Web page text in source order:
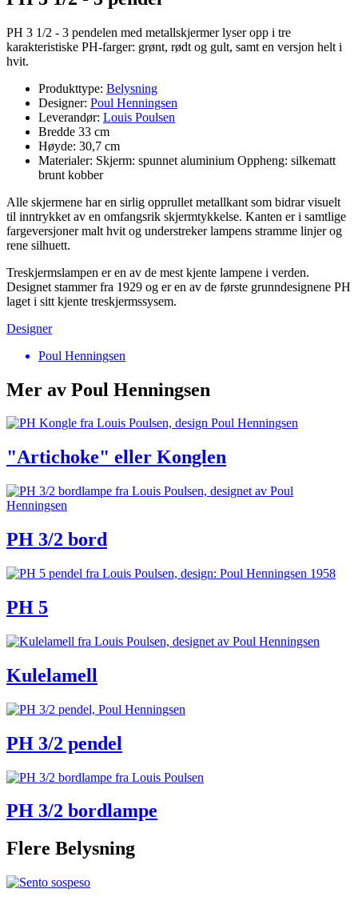
PH 3 1/2 - 3 pendelen med metallskjermer lyser opp i tre
karakteristiske PH-farger: grønt, rødt og gult, samt en versjon helt i
hvit.
Produkttype: Belysning
Designer: Poul Henningsen
Leverandør: Louis Poulsen
Bredde 33 cm
Høyde: 30,7 cm
Materialer: Skjerm: spunnet aluminium Oppheng: silkematt
brunt kobber
Alle skjermene har en sirlig opprullet metallkant som bidrar visuelt
til inntrykket av en omfangsrik skjermtykkelse. Kanten er i samtlige
fargeversjoner malt hvit og understreker lampens stramme linjer og
rene silhuett.
Treskjermslampen er en av de mest kjente lampene i verden.
Designet stammer fra 1929 og er en av de første grunndesignene PH
laget i sitt kjente treskjermssysem.
Designer
Poul Henningsen
Mer av Poul Henningsen
"Artichoke" eller Konglen
PH 3/2 bord
PH 5
Kulelamell
PH 3/2 pendel
PH 3/2 bordlampe
Flere Belysning